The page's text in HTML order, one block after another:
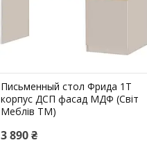
Письменный стол Фрида 1Т
корпус ДСП фасад МДФ (Світ
Меблів TM)
3 890 ₴